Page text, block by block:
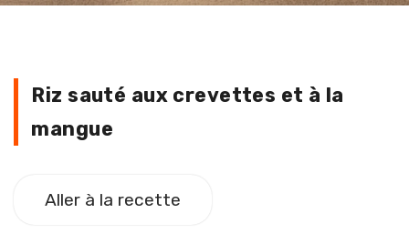
Riz sauté aux crevettes et à la
mangue
Aller à la recette